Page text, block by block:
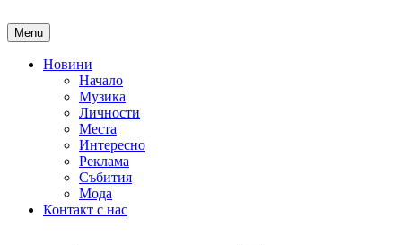
to
content
Menu
Новини
Начало
Музика
Личности
Места
Интересно
Реклама
Събития
Мода
Контакт с нас